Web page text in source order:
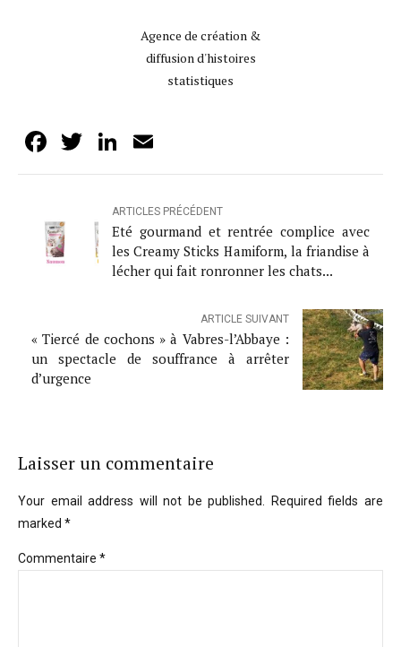
Agence de création &
diffusion d'histoires
statistiques
Facebook
TwitterLinkedIn
ARTICLES PRÉCÉDENT
Eté gourmand et rentrée complice avec
les Creamy Sticks Hamiform, la friandise à
lécher qui fait ronronner les chats...
ARTICLE SUIVANT
« Tiercé de cochons » à Vabres-l’Abbaye :
un spectacle de souffrance à arrêter
d’urgence
Laisser un commentaire
Your email address will not be published. Required fields are
marked *
Commentaire *